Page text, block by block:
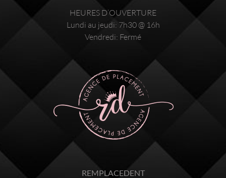
HEURES D’OUVERTURE
Lundi au jeudi: 7h30 @ 16h
Vendredi: Fermé
REMPLACEDENT